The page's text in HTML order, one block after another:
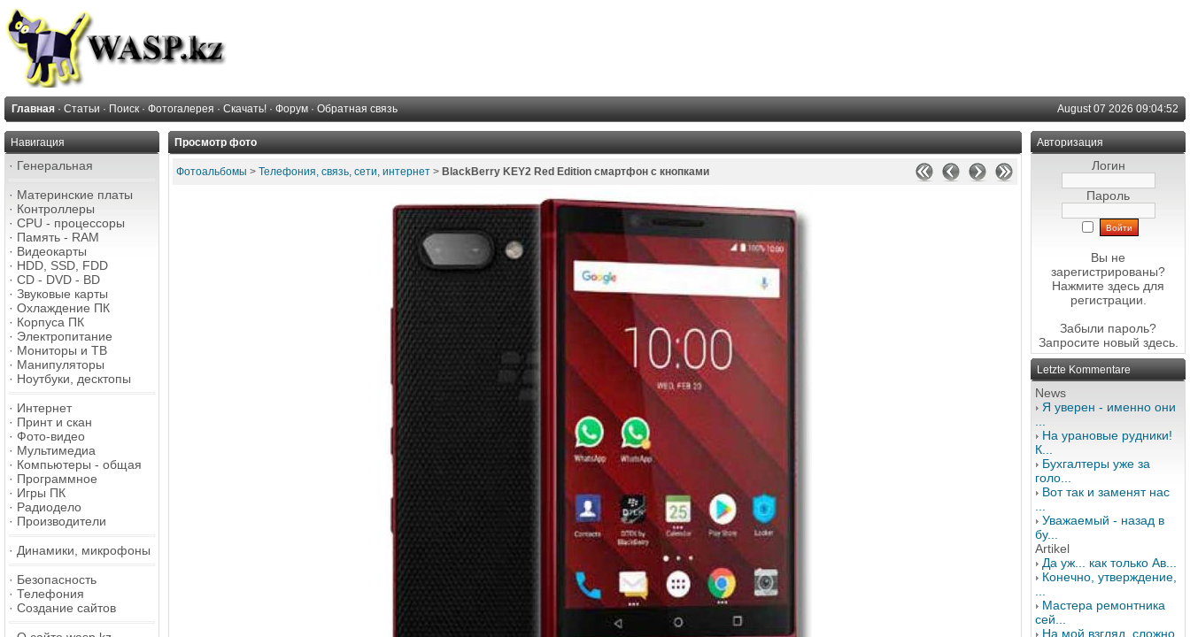
Главная · Статьи · Поиск · Фотогалерея · Скачать! · Форум · Обратная связь August 07 2026 09:04:52
Навигация
· Генеральная
· Материнские платы
· Контроллеры
· CPU - процессоры
· Память - RAM
· Видеокарты
· HDD, SSD, FDD
· CD - DVD - BD
· Звуковые карты
· Охлаждение ПК
· Корпуса ПК
· Электропитание
· Мониторы и ТВ
· Манипуляторы
· Ноутбуки, десктопы
· Интернет
· Принт и скан
· Фото-видео
· Мультимедиа
· Компьютеры - общая
· Программное
· Игры ПК
· Радиодело
· Производители
· Динамики, микрофоны
· Безопасность
· Телефония
· Создание сайтов
Просмотр фото
Фотоальбомы > Телефония, связь, сети, интернет > BlackBerry KEY2 Red Edition смартфон с кнопками
Авторизация
Логин
Пароль
Вы не
зарегистрированы?
Нажмите здесь для
регистрации.
Забыли пароль?
Запросите новый здесь.
Letzte Kommentare
News
Я уверен - именно они
На урановые рудники!
К...
Бухгалтеры уже за
голо...
Вот так и заменят нас
Уважаемый - назад в
бу...
Artikel
Да уж... как только Ав...
Конечно, утверждение,
Мастера ремонтника
сей...
На мой взгляд, сложно